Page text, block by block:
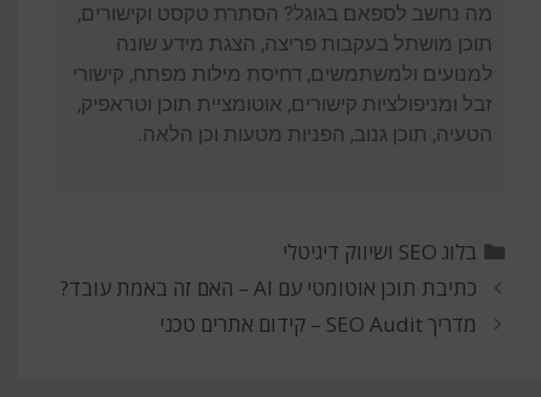
מה נחשב לספאם בגוגל? הסתרת טקסט וקישורים,
תוכן מושתל בעקבות פריצה, הצגת מידע שונה
למנועים ולמשתמשים, דחיסת מילות מפתח, קישורי
זבל ומניפולציות קישורים, אוטומציית תוכן וטראפיק,
הטעיה, תוכן גנוב, הפניות מטעות וכן הלאה.
בלוג SEO ושיווק דיגיטלי
כתיבת תוכן אוטומטי עם AI – האם זה באמת עובד?
מדריך SEO Audit – קידום אתרים טכני